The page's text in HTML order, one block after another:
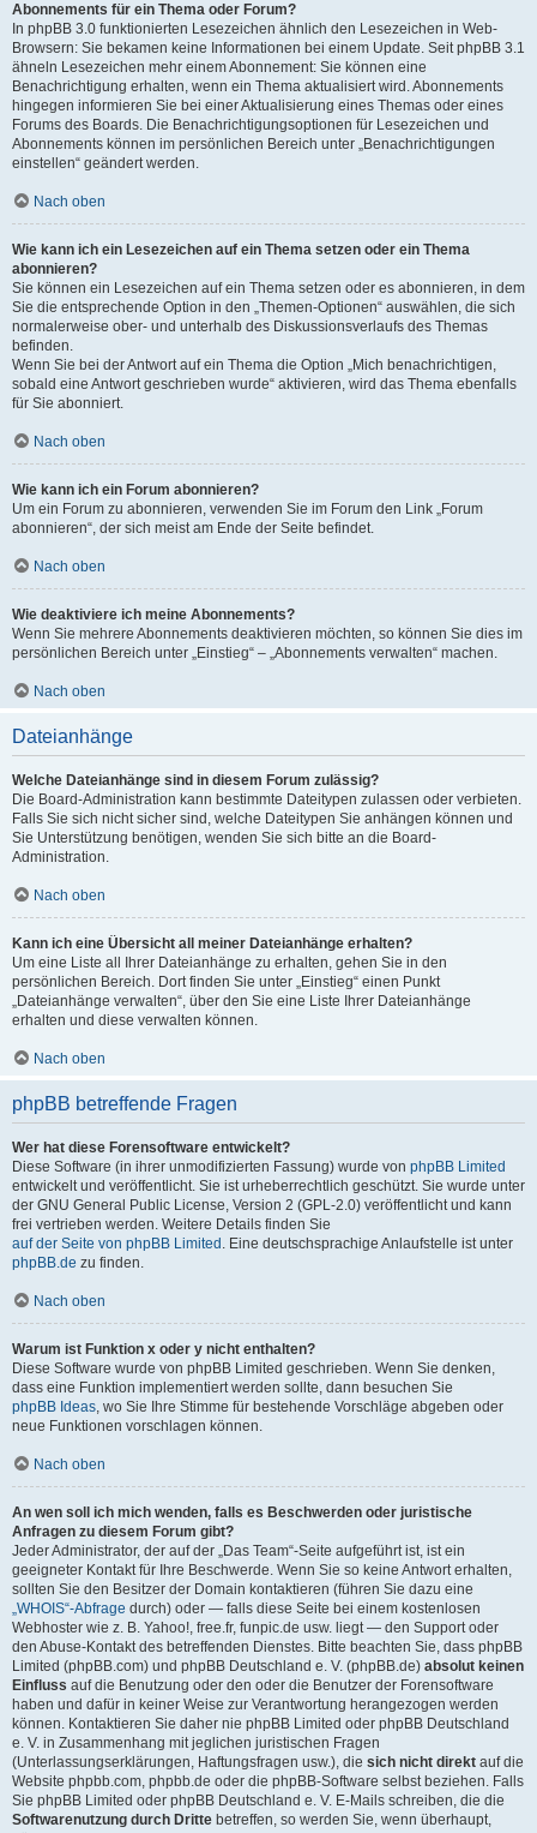
Abonnements für ein Thema oder Forum?
In phpBB 3.0 funktionierten Lesezeichen ähnlich den Lesezeichen in Web-
Browsern: Sie bekamen keine Informationen bei einem Update. Seit phpBB 3.1
ähneln Lesezeichen mehr einem Abonnement: Sie können eine
Benachrichtigung erhalten, wenn ein Thema aktualisiert wird. Abonnements
hingegen informieren Sie bei einer Aktualisierung eines Themas oder eines
Forums des Boards. Die Benachrichtigungsoptionen für Lesezeichen und
Abonnements können im persönlichen Bereich unter „Benachrichtigungen
einstellen“ geändert werden.
Nach oben
Wie kann ich ein Lesezeichen auf ein Thema setzen oder ein Thema
abonnieren?
Sie können ein Lesezeichen auf ein Thema setzen oder es abonnieren, in dem
Sie die entsprechende Option in den „Themen-Optionen“ auswählen, die sich
normalerweise ober- und unterhalb des Diskussionsverlaufs des Themas
befinden.
Wenn Sie bei der Antwort auf ein Thema die Option „Mich benachrichtigen,
sobald eine Antwort geschrieben wurde“ aktivieren, wird das Thema ebenfalls
für Sie abonniert.
Nach oben
Wie kann ich ein Forum abonnieren?
Um ein Forum zu abonnieren, verwenden Sie im Forum den Link „Forum
abonnieren“, der sich meist am Ende der Seite befindet.
Nach oben
Wie deaktiviere ich meine Abonnements?
Wenn Sie mehrere Abonnements deaktivieren möchten, so können Sie dies im
persönlichen Bereich unter „Einstieg“ – „Abonnements verwalten“ machen.
Nach oben
Dateianhänge
Welche Dateianhänge sind in diesem Forum zulässig?
Die Board-Administration kann bestimmte Dateitypen zulassen oder verbieten.
Falls Sie sich nicht sicher sind, welche Dateitypen Sie anhängen können und
Sie Unterstützung benötigen, wenden Sie sich bitte an die Board-
Administration.
Nach oben
Kann ich eine Übersicht all meiner Dateianhänge erhalten?
Um eine Liste all Ihrer Dateianhänge zu erhalten, gehen Sie in den
persönlichen Bereich. Dort finden Sie unter „Einstieg“ einen Punkt
„Dateianhänge verwalten“, über den Sie eine Liste Ihrer Dateianhänge
erhalten und diese verwalten können.
Nach oben
phpBB betreffende Fragen
Wer hat diese Forensoftware entwickelt?
Diese Software (in ihrer unmodifizierten Fassung) wurde von phpBB Limited
entwickelt und veröffentlicht. Sie ist urheberrechtlich geschützt. Sie wurde unter
der GNU General Public License, Version 2 (GPL-2.0) veröffentlicht und kann
frei vertrieben werden. Weitere Details finden Sie
auf der Seite von phpBB Limited . Eine deutschsprachige Anlaufstelle ist unter
phpBB.de zu finden.
Nach oben
Warum ist Funktion x oder y nicht enthalten?
Diese Software wurde von phpBB Limited geschrieben. Wenn Sie denken,
dass eine Funktion implementiert werden sollte, dann besuchen Sie
phpBB Ideas, wo Sie Ihre Stimme für bestehende Vorschläge abgeben oder
neue Funktionen vorschlagen können.
Nach oben
An wen soll ich mich wenden, falls es Beschwerden oder juristische
Anfragen zu diesem Forum gibt?
Jeder Administrator, der auf der „Das Team“-Seite aufgeführt ist, ist ein
geeigneter Kontakt für Ihre Beschwerde. Wenn Sie so keine Antwort erhalten,
sollten Sie den Besitzer der Domain kontaktieren (führen Sie dazu eine
„WHOIS“-Abfrage durch) oder — falls diese Seite bei einem kostenlosen
Webhoster wie z. B. Yahoo!, free.fr, funpic.de usw. liegt — den Support oder
den Abuse-Kontakt des betreffenden Dienstes. Bitte beachten Sie, dass phpBB
Limited (phpBB.com) und phpBB Deutschland e. V. (phpBB.de) absolut keinen
Einfluss auf die Benutzung oder den oder die Benutzer der Forensoftware
haben und dafür in keiner Weise zur Verantwortung herangezogen werden
können. Kontaktieren Sie daher nie phpBB Limited oder phpBB Deutschland
e. V. in Zusammenhang mit jeglichen juristischen Fragen
(Unterlassungserklärungen, Haftungsfragen usw.), die sich nicht direkt auf die
Website phpbb.com, phpbb.de oder die phpBB-Software selbst beziehen. Falls
Sie phpBB Limited oder phpBB Deutschland e. V. E-Mails schreiben, die die
Softwarenutzung durch Dritte betreffen, so werden Sie, wenn überhaupt,